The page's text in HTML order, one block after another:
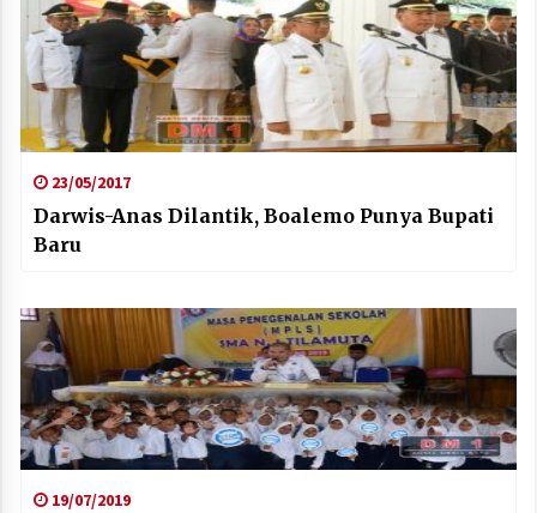
23/05/2017
Darwis-Anas Dilantik, Boalemo Punya Bupati
Baru
19/07/2019